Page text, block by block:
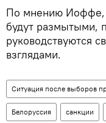
По мнению Иоффе,
будут размытыми,
руководствуются
взглядами.
Ситуация после выборов
Белоруссия санкции